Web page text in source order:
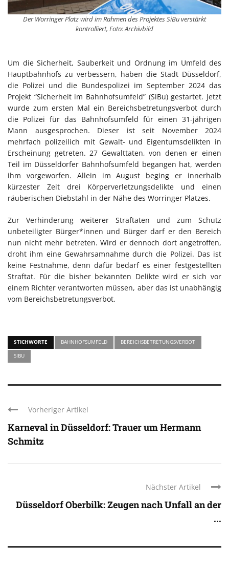
Der Worringer Platz wird im Rahmen des Projektes SiBu verstärkt
kontrolliert, Foto: Archivbild
Um die Sicherheit, Sauberkeit und Ordnung im Umfeld des
Hauptbahnhofs zu verbessern, haben die Stadt Düsseldorf,
die Polizei und die Bundespolizei im September 2024 das
Projekt “Sicherheit im Bahnhofsumfeld” (SiBu) gestartet. Jetzt
wurde zum ersten Mal ein Bereichsbetretungsverbot durch
die Polizei für das Bahnhofsumfeld für einen 31-jährigen
Mann ausgesprochen. Dieser ist seit November 2024
mehrfach polizeilich mit Gewalt- und Eigentumsdelikten in
Erscheinung getreten. 27 Gewalttaten, von denen er einen
Teil im Düsseldorfer Bahnhofsumfeld begangen hat, werden
ihm vorgeworfen. Allein im August beging er innerhalb
kürzester Zeit drei Körperverletzungsdelikte und einen
räuberischen Diebstahl in der Nähe des Worringer Platzes.
Zur Verhinderung weiterer Straftaten und zum Schutz
unbeteiligter Bürger*innen und Bürger darf er den Bereich
nun nicht mehr betreten. Wird er dennoch dort angetroffen,
droht ihm eine Gewahrsamnahme durch die Polizei. Das ist
keine Festnahme, denn dafür bedarf es einer festgestellten
Straftat. Für die bisher bekannten Delikte wird er sich vor
einem Richter verantworten müssen, aber das ist unabhängig
vom Bereichsbetretungsverbot.
STICHWORTE BAHNHOFSUMFELD
BEREICHSBETRETUNGSVERBOT
SIBU
Vorheriger Artikel
Karneval in Düsseldorf: Trauer um Hermann
Schmitz
Nächster Artikel
Düsseldorf Oberbilk: Zeugen nach Unfall an der
...